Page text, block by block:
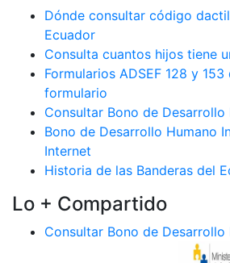
Dónde consultar código
Ecuador
Consulta cuantos hijos tiene
Formularios ADSEF 128 y
formulario
Consultar Bono de Desarrollo
Bono de Desarrollo Humano
Internet
Historia de las Banderas del
Lo + Compartido
Consultar Bono de Desarrollo